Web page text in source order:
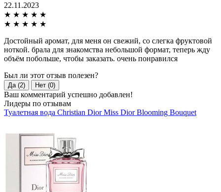
22.11.2023
★ ★ ★ ★ ★
★ ★ ★ ★ ★
Достойный аромат, для меня он свежий, со слегка фруктовой
ноткой. брала для знакомства небольшой формат, теперь жду
объём побольше, чтобы заказать. очень понравился
Был ли этот отзыв полезен?
Да (2) Нет (0)
Ваш комментарий успешно добавлен!
Лидеры по отзывам
Туалетная вода Christian Dior Miss Dior Blooming Bouquet